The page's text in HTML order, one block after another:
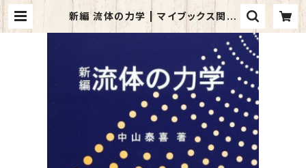
新編 流体の力学 | マイブックス関大
前店(店頭受取オーダー用)